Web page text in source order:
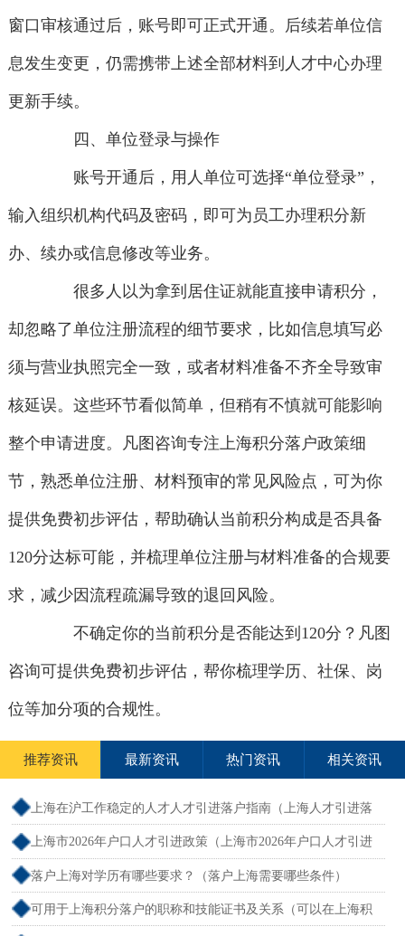
窗口审核通过后，账号即可正式开通。后续若单位信
息发生变更，仍需携带上述全部材料到人才中心办理
更新手续。
四、单位登录与操作
账号开通后，用人单位可选择“单位登录”，
输入组织机构代码及密码，即可为员工办理积分新
办、续办或信息修改等业务。
很多人以为拿到居住证就能直接申请积分，
却忽略了单位注册流程的细节要求，比如信息填写必
须与营业执照完全一致，或者材料准备不齐全导致审
核延误。这些环节看似简单，但稍有不慎就可能影响
整个申请进度。凡图咨询专注上海积分落户政策细
节，熟悉单位注册、材料预审的常见风险点，可为你
提供免费初步评估，帮助确认当前积分构成是否具备
120分达标可能，并梳理单位注册与材料准备的合规要
求，减少因流程疏漏导致的退回风险。
不确定你的当前积分是否能达到120分？凡图
咨询可提供免费初步评估，帮你梳理学历、社保、岗
位等加分项的合规性。
推荐资讯 最新资讯 热门资讯 相关资讯
上海在沪工作稳定的人才人才引进落户指南（上海人才引进落
户怎么办理）
上海市2026年户口人才引进政策（上海市2026年户口人才引进
政策文件）
落户上海对学历有哪些要求？（落户上海需要哪些条件）
可用于上海积分落户的职称和技能证书及关系（可以在上海积